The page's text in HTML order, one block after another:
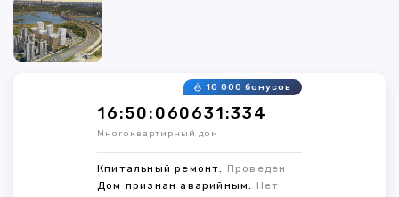
16:50:060631:334
10 000 бонусов
Многоквартирный дом
Кпитальный ремонт: Проведен
Дом признан аварийным: Нет